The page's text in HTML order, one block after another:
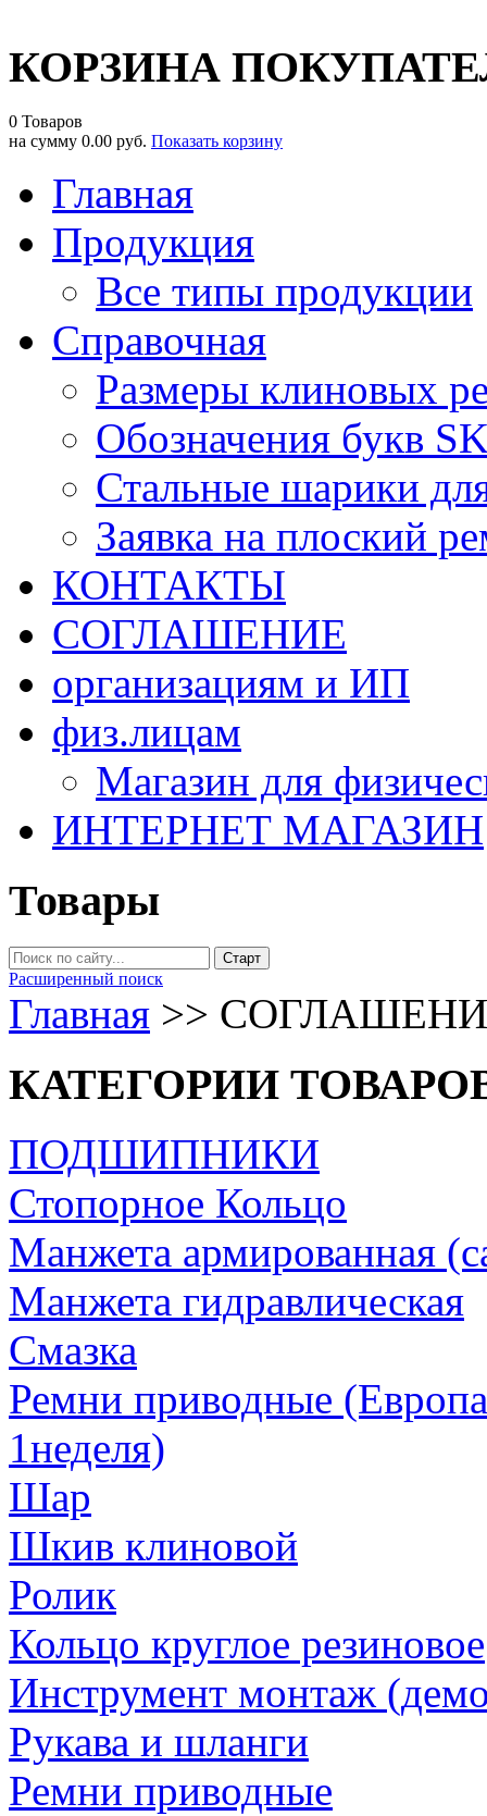
КОРЗИНА
0 Товаров
на сумму 0.00 руб. Показать корзину
Главная
Продукция
Все типы продукции
Справочная
Размеры клиновых
Обозначения букв
Стальные шарики
Заявка на плоский
КОНТАКТЫ
СОГЛАШЕНИЕ
организациям и ИП
физ.лицам
Магазин для
ИНТЕРНЕТ МАГАЗИН
Товары
Расширенный поиск
Главная >>
КАТЕГОРИИ
ПОДШИПНИКИ
Стопорное Кольцо
Манжета армированная
Манжета гидравлическая
Cмазка
Ремни приводные
1неделя)
Шар
Шкив клиновой
Ролик
Кольцо круглое резиновое
Инструмент монтаж
Рукава и шланги
Ремни приводные